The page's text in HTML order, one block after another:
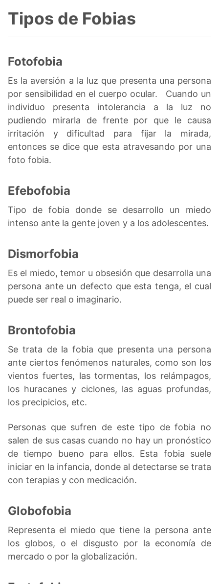
Tipos de Fobias
Fotofobia
Es la aversión a la luz que presenta una persona
por sensibilidad en el cuerpo ocular. Cuando un
individuo presenta intolerancia a la luz no
pudiendo mirarla de frente por que le causa
irritación y dificultad para fijar la mirada,
entonces se dice que esta atravesando por una
foto fobia.
Efebofobia
Tipo de fobia donde se desarrollo un miedo
intenso ante la gente joven y a los adolescentes.
Dismorfobia
Es el miedo, temor u obsesión que desarrolla una
persona ante un defecto que esta tenga, el cual
puede ser real o imaginario.
Brontofobia
Se trata de la fobia que presenta una persona
ante ciertos fenómenos naturales, como son los
vientos fuertes, las tormentas, los relámpagos,
los huracanes y ciclones, las aguas profundas,
los precipicios, etc.
Personas que sufren de este tipo de fobia no
salen de sus casas cuando no hay un pronóstico
de tiempo bueno para ellos. Esta fobia suele
iniciar en la infancia, donde al detectarse se trata
con terapias y con medicación.
Globofobia
Representa el miedo que tiene la persona ante
los globos, o el disgusto por la economía de
mercado o por la globalización.